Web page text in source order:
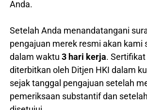
Anda.
Setelah Anda menandatangani
pengajuan merek resmi akan kami
dalam waktu 3 hari kerja.
diterbitkan oleh Ditjen HKI dalam
sejak tanggal pengajuan setelah
pemeriksaan substantif dan